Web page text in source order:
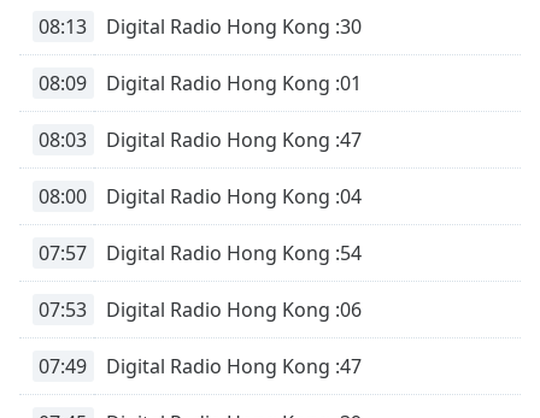
08:13 Digital Radio Hong Kong :30
08:09 Digital Radio Hong Kong :01
08:03 Digital Radio Hong Kong :47
08:00 Digital Radio Hong Kong :04
07:57 Digital Radio Hong Kong :54
07:53 Digital Radio Hong Kong :06
07:49 Digital Radio Hong Kong :47